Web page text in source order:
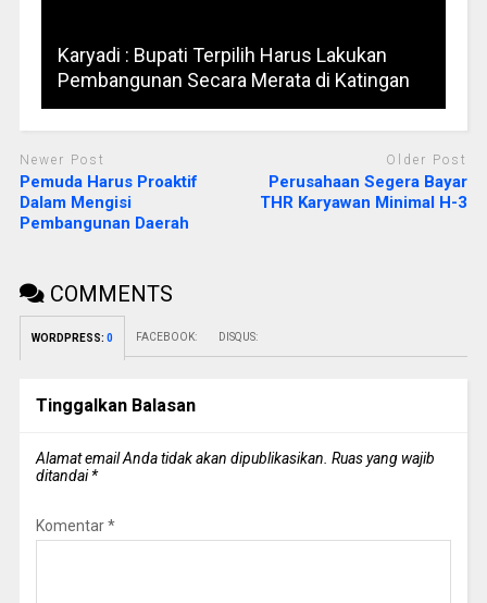
Karyadi : Bupati Terpilih Harus Lakukan
Pembangunan Secara Merata di Katingan
Newer Post
Pemuda Harus Proaktif
Dalam Mengisi
Pembangunan Daerah
Older Post
Perusahaan Segera Bayar
THR Karyawan Minimal H-3
COMMENTS
WORDPRESS: 0 FACEBOOK: DISQUS:
Tinggalkan Balasan
Alamat email Anda tidak akan dipublikasikan. Ruas yang wajib
ditandai*
Komentar*